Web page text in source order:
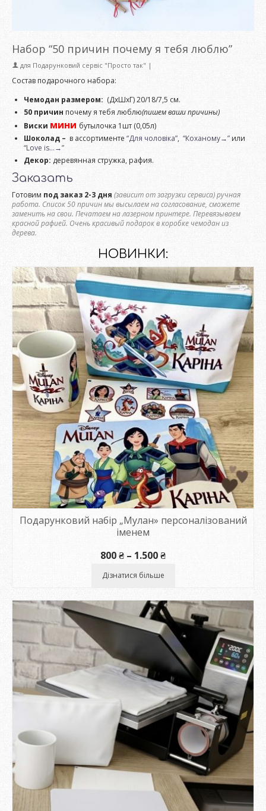
Набор “50 причин почему я тебя люблю”
для Подарунковий сервіс "Просто так" |
Состав подарочного набора:
Чемодан размером: (ДхШхГ) 20/18/7,5 см.
50 причин почему я тебя люблю(пишем ваши причины)
Виски мини бутылочка 1шт (0,05л)
Шоколад – в ассортименте “Для чоловіка”, “Коханому→”или
“Love is…→”
Декор: деревянная стружка, рафия.
Заказать
Готовим под заказ 2-3 дня (зависит от загрузки сервиса) ручная
работа. Список 50 причин мы высылаем на согласование, сможете
заменить на свои. Печатаем на лазерном принтере. Перевязываем
красной рафией. Очень красивый подарок в коробке чемодан из
дерева.
НОВИНКИ:
Подарунковий набір „Мулан» персоналізований
іменем
800₴ – 1.500₴Діапазон
1.500 ₴
Дізнатися більше